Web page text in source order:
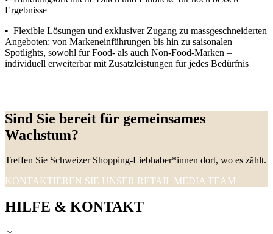
Ergebnisse
• Flexible Lösungen und exklusiver Zugang zu massgeschneiderten
Angeboten: von Markeneinführungen bis hin zu saisonalen
Spotlights, sowohl für Food- als auch Non-Food-Marken –
individuell erweiterbar mit Zusatzleistungen für jedes Bedürfnis
Sind Sie bereit für gemeinsames
Wachstum?
Treffen Sie Schweizer Shopping-Liebhaber*innen dort, wo es zählt.
KONTAKTIEREN SIE UNSER RETAIL MEDIA TEAM
HILFE & KONTAKT